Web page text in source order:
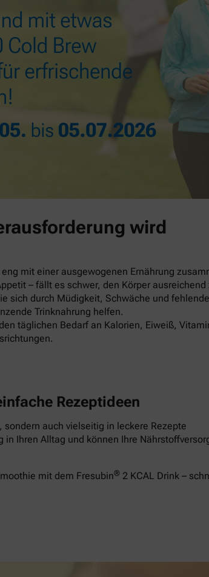
wird
mit einer ausgewogenen Ernährung
– fällt es schwer, den Körper ausreichend
sich durch Müdigkeit, Schwäche und
Trinknahrung helfen.
täglichen Bedarf an Kalorien, Eiweiß,
Rezeptideen
auch vielseitig in leckere Rezepte
Ihren Alltag und können Ihre
mit dem Fresubin® 2 KCAL Drink –